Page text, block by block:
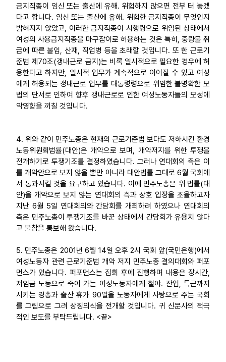
금지직종이 임신 또는 출산에 유해. 위험하지 않으면 전부 터 놓겠
다고 합니다. 임신 또는 출산에 유해. 위험한 금지직종이 무엇인지
밝혀지지 않았고, 이러한 금지직종이 시행령으로 위임된 상태에서
여성의 사용금지직종을 마구잡이로 허용하는 것은 특히, 중량물 취
급에 따른 불임, 산재, 직업병 등을 초래할 것입니다. 또 한 근로기
준법 제70조(갱내근로 금지)는 비록 일시적으로 필요한 경우에 허
용한다고 하지만, 일시적 업무가 계속적으로 이어질 수 있고 여성
에게 허용되는 갱내근로 업무를 대통령령으로 위임한 불명확한 모
법의 단서로 인하여 향후 갱내근로로 인한 여성노동자들의 모성에
악영향을 끼칠 것입니다.
4. 위와 같이 민주노총은 현재의 근로기준법 보다도 저하시킨 환경
노동위원회법률(대안)은 개악으로 보며, 개악저지를 위한 투쟁을
전개하기로 투쟁기조를 결정하였습니다. 그러나 연대회의 측은 이
를 개악안으로 보지 않을 뿐만 아니라 대안법률 그대로 6월 국회에
서 통과시킬 것을 요구하고 있습니다. 이에 민주노총은 위 법률(대
안)을 개악으로 보지 않는 연대회의 측과 상호 입장을 조율하고자
지난 6월 5일 연대회의와 간담회를 개최하려 하였으나 연대회의
측은 민주노총이 투쟁기조를 바꾼 상태에서 간담회가 유용치 않다
고 불참을 통보해 왔습니다.
5. 민주노총은 2001년 6월 14일 오후 2시 국회 앞(국민은행)에서
여성노동자 관련 근로기준법 개악 저지 민주노총 결의대회와 퍼포
먼스가 있습니다. 퍼포먼스는 집회 후에 진행하며 내용은 장시간,
저임금 노동으로 죽어 가는 여성노동자에게 철야. 잔업, 특근까지
시키는 경총과 출산 휴가 90일을 노동자에게 사탕으로 주는 국회
를 그림으로 그려 상징의식을 전개할 것입니다. 귀 신문사의 적극
적인 보도를 부탁드립니다. <끝>